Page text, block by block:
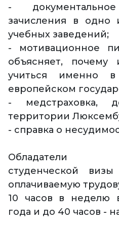
-
зачисления в одно
учебных заведений;
- мотивационное
объясняет,
учиться именно
европейском
- медстраховка,
территории
- справка о
Обладатели
студенческой
оплачиваемую
10 часов в неделю
года и до 40 часов -